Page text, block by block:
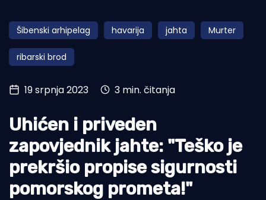
Obala
Otoci
Turizam i nautika
Pomorstvo
Ribolov
Tradicija i kultura
Šibenski arhipelag havarija jahta Murter
ribarski brod
19 srpnja 2023 3 min. čitanja
Uhićen i priveden
zapovjednik jahte: "Teško je
prekršio propise sigurnosti
pomorskog prometa!"